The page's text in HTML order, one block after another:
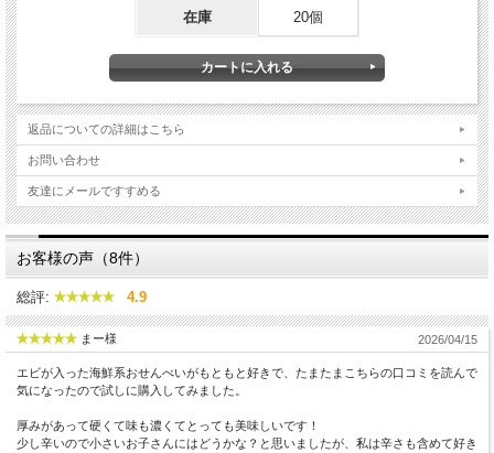
在庫 20個
返品についての詳細はこちら
お問い合わせ
友達にメールですすめる
お客様の声（8件）
総評: 4.9
まー様 2026/04/15
エビが入った海鮮系おせんべいがもともと好きで、たまたまこちらの口コミを読んで
気になったので試しに購入してみました。
厚みがあって硬くて味も濃くてとっても美味しいです！
少し辛いので小さいお子さんにはどうかな？と思いましたが、私は辛さも含めて好き